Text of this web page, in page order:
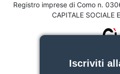
Registro imprese di Como n.
CAPITALE SOCIALE
Iscriviti